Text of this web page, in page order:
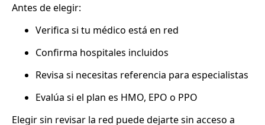
Antes de elegir:
Verifica si tu médico está en red
Confirma hospitales incluidos
Revisa si necesitas referencia para especialistas
Evalúa si el plan es HMO, EPO o PPO
Elegir sin revisar la red puede dejarte sin acceso a